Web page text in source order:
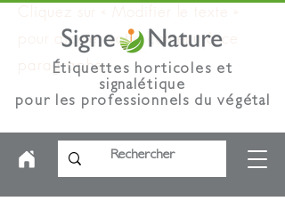
Cliquez sur « Modifier le texte »
pour ajouter votre contenu à ce
paragraphe.
Étiquettes horticoles et
signalétique
pour les professionnels du végétal